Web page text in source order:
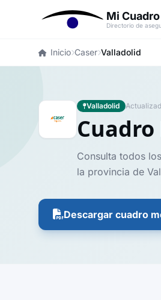
Mi
Directorio de
Inicio Caser Valladolid
Valladolid
Consulta todos
la provincia de
Descargar cuadro